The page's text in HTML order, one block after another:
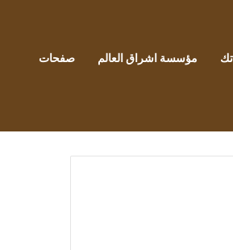
مؤسسة اشراق العالم صفحات